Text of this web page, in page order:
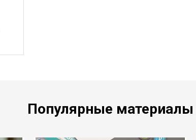
Популярные материалы